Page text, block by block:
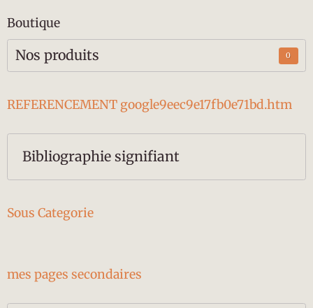
Boutique
Nos produits 0
REFERENCEMENT google9eec9e17fb0e71bd.htm
Bibliographie signifiant
Sous Categorie
mes pages secondaires